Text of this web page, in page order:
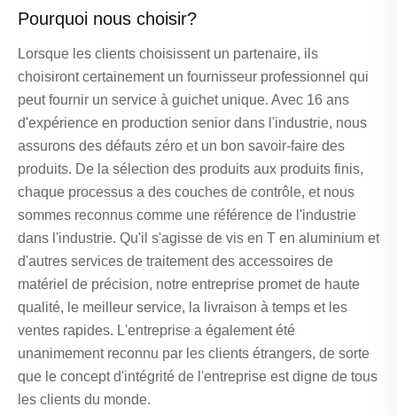
Pourquoi nous choisir?
Lorsque les clients choisissent un partenaire, ils
choisiront certainement un fournisseur professionnel qui
peut fournir un service à guichet unique. Avec 16 ans
d'expérience en production senior dans l'industrie, nous
assurons des défauts zéro et un bon savoir-faire des
produits. De la sélection des produits aux produits finis,
chaque processus a des couches de contrôle, et nous
sommes reconnus comme une référence de l'industrie
dans l'industrie. Qu'il s'agisse de vis en T en aluminium et
d'autres services de traitement des accessoires de
matériel de précision, notre entreprise promet de haute
qualité, le meilleur service, la livraison à temps et les
ventes rapides. L'entreprise a également été
unanimement reconnu par les clients étrangers, de sorte
que le concept d'intégrité de l'entreprise est digne de tous
les clients du monde.